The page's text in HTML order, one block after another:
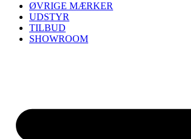
ØVRIGE MÆRKER
UDSTYR
TILBUD
SHOWROOM